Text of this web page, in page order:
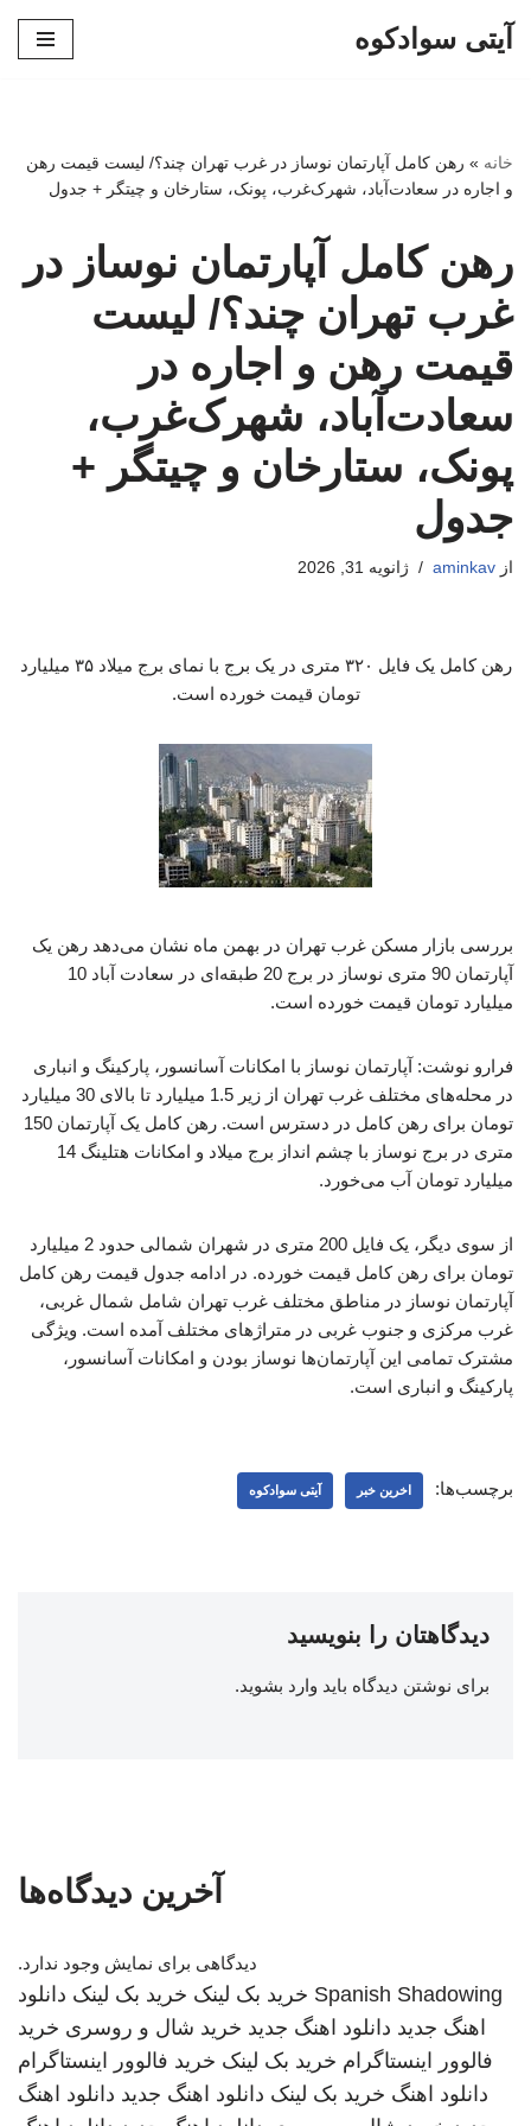
آیتی سوادکوه
خانه » رهن کامل آپارتمان نوساز در غرب تهران چند؟/ لیست قیمت رهن
و اجاره در سعادت‌آباد، شهرک‌غرب، پونک، ستارخان و چیتگر + جدول
رهن کامل آپارتمان نوساز در
غرب تهران چند؟/ لیست
قیمت رهن و اجاره در
سعادت‌آباد، شهرک‌غرب،
پونک، ستارخان و چیتگر +
جدول
از aminkav ژانویه 31, 2026
رهن کامل یک فایل ۳۲۰ متری در یک برج با نمای برج میلاد ۳۵ میلیارد
تومان قیمت خورده است.
بررسی بازار مسکن غرب تهران در بهمن ماه نشان می‌دهد رهن یک
آپارتمان 90 متری نوساز در برج 20 طبقه‌ای در سعادت آباد 10
میلیارد تومان قیمت خورده است.
فرارو نوشت: آپارتمان‌ نوساز با امکانات آسانسور، پارکینگ و انباری
در محله‌های مختلف غرب تهران از زیر 1.5 میلیارد تا بالای 30 میلیارد
تومان برای رهن کامل در دسترس است. رهن کامل یک آپارتمان 150
متری در برج نوساز با چشم انداز برج میلاد و امکانات هتلینگ 14
میلیارد تومان آب می‌خورد.
از سوی دیگر، یک فایل 200 متری در شهران شمالی حدود 2 میلیارد
تومان برای رهن کامل قیمت خورده. در ادامه جدول قیمت رهن کامل
آپارتمان نوساز در مناطق مختلف غرب تهران شامل شمال غربی،
غرب مرکزی و جنوب غربی در متراژهای مختلف آمده است. ویژگی
مشترک تمامی این آپارتمان‌ها نوساز بودن و امکانات آسانسور،
پارکینگ و انباری است.
برچسب‌ها: اخرین خبر آیتی سوادکوه
دیدگاهتان را بنویسید
برای نوشتن دیدگاه باید وارد بشوید.
آخرین دیدگاه‌ها
دیدگاهی برای نمایش وجود ندارد.
Spanish Shadowing خرید بک لینک خرید بک لینک دانلود
اهنگ جدید دانلود اهنگ جدید خرید شال و روسری خرید
فالوور اینستاگرام خرید بک لینک خرید فالوور اینستاگرام
دانلود اهنگ خرید بک لینک دانلود اهنگ جدید دانلود اهنگ